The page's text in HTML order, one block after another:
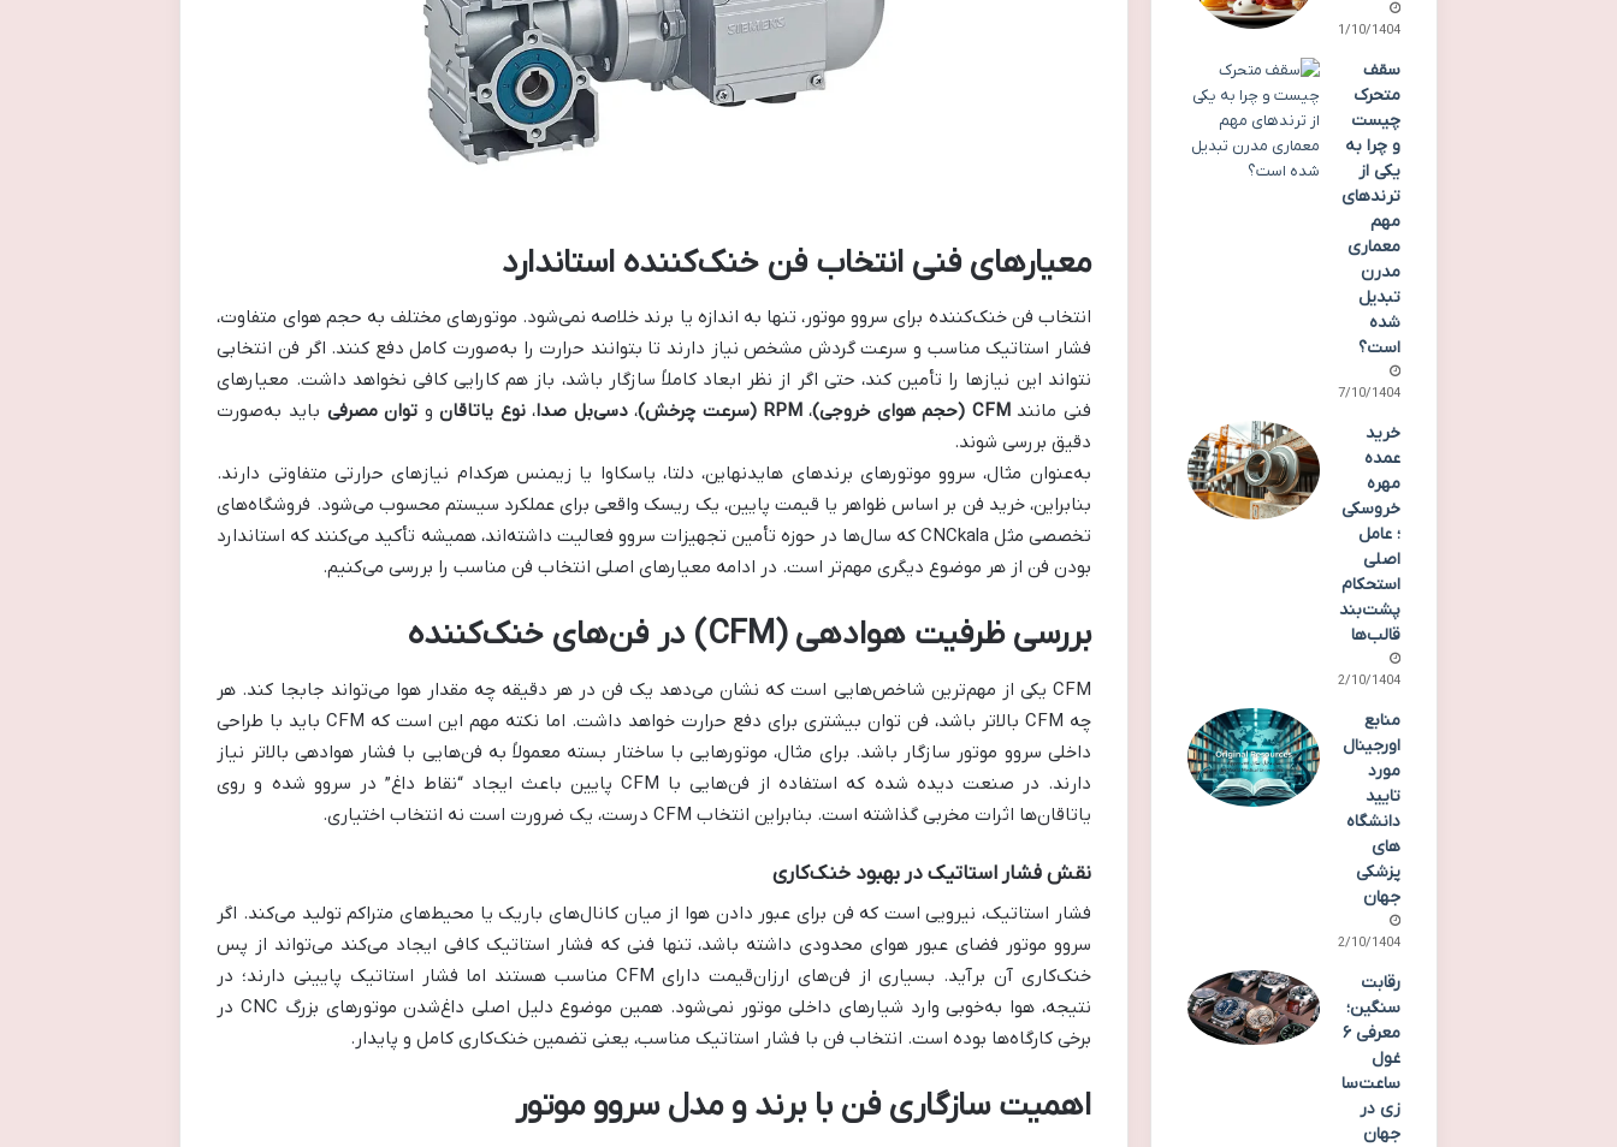
معیارهای فنی انتخاب فن خنک‌کننده استاندارد
انتخاب فن خنک‌کننده برای سروو موتور، تنها به اندازه یا برند خلاصه نمی‌شود. موتورهای مختلف به حجم هوای متفاوت،
فشار استاتیک مناسب و سرعت گردش مشخص نیاز دارند تا بتوانند حرارت را به‌صورت کامل دفع کنند. اگر فن انتخابی
نتواند این نیازها را تأمین کند، حتی اگر از نظر ابعاد کاملاً سازگار باشد، باز هم کارایی کافی نخواهد داشت. معیارهای
فنی مانندCFM (حجم هوای خروجی) ،RPM (سرعت چرخش) ،دسی‌بل صدا،نوع یاتاقانو توان مصرفی باید به‌صورت
دقیق بررسی شوند.
به‌عنوان مثال، سروو موتورهای برندهای هایدنهاین، دلتا، یاسکاوا یا زیمنس هرکدام نیازهای حرارتی متفاوتی دارند.
بنابراین، خرید فن بر اساس ظواهر یا قیمت پایین، یک ریسک واقعی برای عملکرد سیستم محسوب می‌شود. فروشگاه‌های
تخصصی مثل CNCkala که سال‌ها در حوزه تأمین تجهیزات سروو فعالیت داشته‌اند، همیشه تأکید می‌کنند که استاندارد
بودن فن از هر موضوع دیگری مهم‌تر است. در ادامه معیارهای اصلی انتخاب فن مناسب را بررسی می‌کنیم.
بررسی ظرفیت هوادهی (CFM) در فن‌های خنک‌کننده
CFM یکی از مهم‌ترین شاخص‌هایی است که نشان می‌دهد یک فن در هر دقیقه چه مقدار هوا می‌تواند جابجا کند. هر
چه CFM بالاتر باشد، فن توان بیشتری برای دفع حرارت خواهد داشت. اما نکته مهم این است که CFM باید با طراحی
داخلی سروو موتور سازگار باشد. برای مثال، موتورهایی با ساختار بسته معمولاً به فن‌هایی با فشار هوادهی بالاتر نیاز
دارند. در صنعت دیده شده که استفاده از فن‌هایی با CFM پایین باعث ایجاد “نقاط داغ” در سروو شده و روی
یاتاقان‌ها اثرات مخربی گذاشته است. بنابراین انتخاب CFM درست، یک ضرورت است نه انتخاب اختیاری.
نقش فشار استاتیک در بهبود خنک‌کاری
فشار استاتیک، نیرویی است که فن برای عبور دادن هوا از میان کانال‌های باریک یا محیط‌های متراکم تولید می‌کند. اگر
سروو موتور فضای عبور هوای محدودی داشته باشد، تنها فنی که فشار استاتیک کافی ایجاد می‌کند می‌تواند از پس
خنک‌کاری آن برآید. بسیاری از فن‌های ارزان‌قیمت دارای CFM مناسب هستند اما فشار استاتیک پایینی دارند؛ در
نتیجه، هوا به‌خوبی وارد شیارهای داخلی موتور نمی‌شود. همین موضوع دلیل اصلی داغ‌شدن موتورهای بزرگ CNC در
برخی کارگاه‌ها بوده است. انتخاب فن با فشار استاتیک مناسب، یعنی تضمین خنک‌کاری کامل و پایدار.
اهمیت سازگاری فن با برند و مدل سروو موتور
21/10/1404
سقف
متحرک
چیست
و چرا به
یکی از
ترندهای
مهم
معماری
مدرن
تبدیل
شده
است؟
17/10/1404
خرید
عمده
مهره
خروسکی
؛ عامل
اصلی
استحکام
پشت‌بند
قالب‌ها
02/10/1404
منابع
اورجینال
مورد
تایید
دانشگاه‌
های
پزشکی
جهان
02/10/1404
رقابت
سنگین؛
معرفی ۶
غول
ساعت‌سا
زی در
جهان